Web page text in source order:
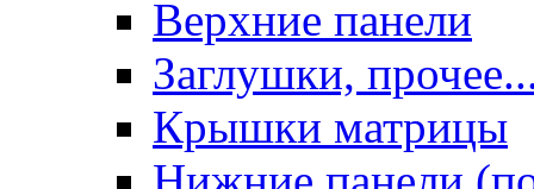
Верхние панели
Заглушки,
Крышки матрицы